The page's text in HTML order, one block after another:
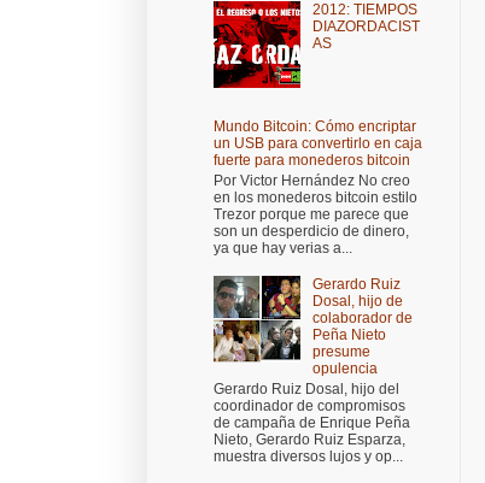
2012: TIEMPOS
DIAZORDACIST
AS
Mundo Bitcoin: Cómo encriptar
un USB para convertirlo en caja
fuerte para monederos bitcoin
Por Victor Hernández No creo
en los monederos bitcoin estilo
Trezor porque me parece que
son un desperdicio de dinero,
ya que hay verias a...
Gerardo Ruiz
Dosal, hijo de
colaborador de
Peña Nieto
presume
opulencia
Gerardo Ruiz Dosal, hijo del
coordinador de compromisos
de campaña de Enrique Peña
Nieto, Gerardo Ruiz Esparza,
muestra diversos lujos y op...